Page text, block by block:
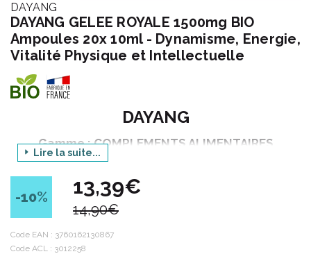
DAYANG
DAYANG GELEE ROYALE 1500mg BIO
Ampoules 20x 10ml - Dynamisme, Energie,
Vitalité Physique et Intellectuelle
DAYANG
Gamme : COMPLEMENTS ALIMENTAIRES
Déclinaison : BIO
Produit : GINSENG GELEE ROYALE 500 mg
Lire la suite...
-10% 13,39€
14,90€
Code EAN : 3760162130867
Code ACL : 3012258